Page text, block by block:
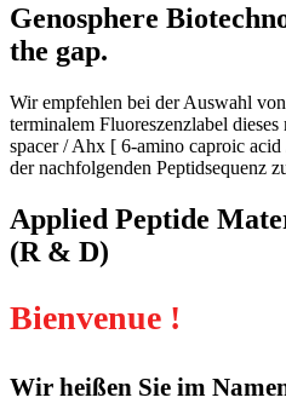
Genosphere
the gap.
Wir empfehlen bei der Auswahl
terminalem Fluoreszenzlabel
spacer / Ahx [ 6-amino caproic
der nachfolgenden Peptidsequenz
Applied Peptide
(R & D)
Bienvenue !
Wir heißen Sie im